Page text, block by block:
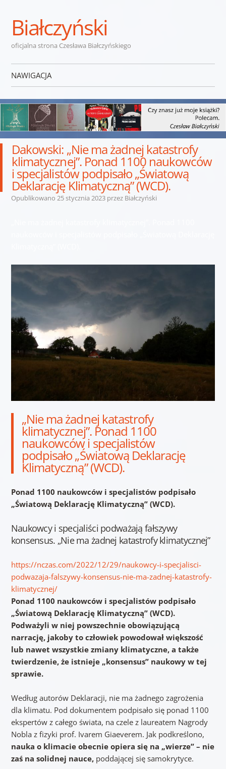
Białczyński
oficjalna strona Czesława Białczyńskiego
NAWIGACJA
Dakowski: „Nie ma żadnej katastrofy
klimatycznej”. Ponad 1100 naukowców
i specjalistów podpisało „Światową
Deklarację Klimatyczną” (WCD).
Opublikowano 25 stycznia 2023przez Białczyński
„Nie ma żadnej katastrofy
klimatycznej”. Ponad 1100
naukowców i specjalistów
podpisało „Światową Deklarację
Klimatyczną” (WCD).
Ponad 1100 naukowców i specjalistów podpisało
„Światową Deklarację Klimatyczną” (WCD).
Naukowcy i specjaliści podważają fałszywy
konsensus. „Nie ma żadnej katastrofy klimatycznej”
https://nczas.com/2022/12/29/naukowcy-i-specjalisci-
podwazaja-falszywy-konsensus-nie-ma-zadnej-katastrofy-
klimatycznej/
Ponad 1100 naukowców i specjalistów podpisało
„Światową Deklarację Klimatyczną” (WCD).
Podważyli w niej powszechnie obowiązującą
narrację, jakoby to człowiek powodował większość
lub nawet wszystkie zmiany klimatyczne, a także
twierdzenie, że istnieje „konsensus” naukowy w tej
sprawie.
Według autorów Deklaracji, nie ma żadnego zagrożenia
dla klimatu. Pod dokumentem podpisało się ponad 1100
ekspertów z całego świata, na czele z laureatem Nagrody
Nobla z fizyki prof. Ivarem Giaeverem. Jak podkreślono,
nauka o klimacie obecnie opiera się na „wierze” – nie
zaś na solidnej nauce,poddającej się samokrytyce.